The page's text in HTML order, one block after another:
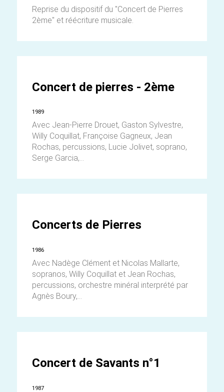
Reprise du dispositif du "Concert de Pierres
2ème" et réécriture musicale.
Concert de pierres - 2ème
1989
Avec Jean-Pierre Drouet, Gaston Sylvestre,
Willy Coquillat, Françoise Gagneux, Jean
Rochas, percussions, Lucie Jolivet, soprano,
Serge Garcia,...
Concerts de Pierres
1986
Avec Nadège Clément et Nicolas Mallarte,
sopranos, Willy Coquillat et Jean Rochas,
percussions, orchestre minéral interprété par
Agnès Boury,...
Concert de Savants n°1
1987